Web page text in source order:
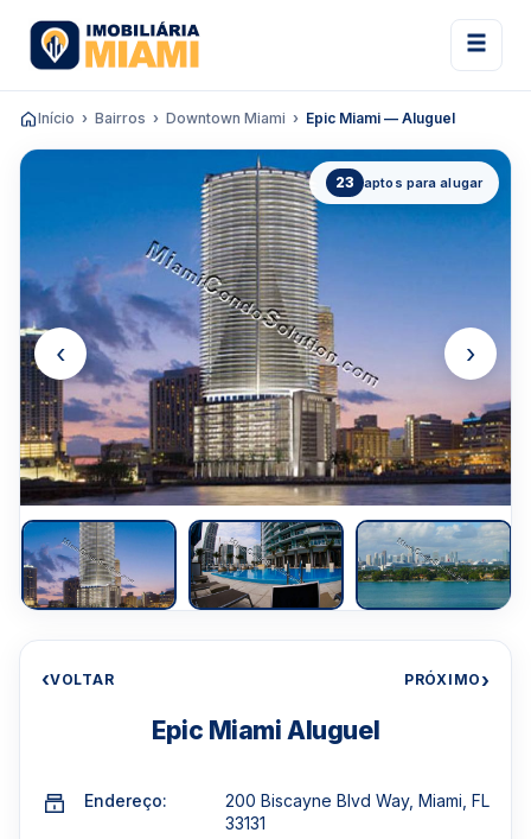
Início Bairros Downtown Miami Epic Miami — Aluguel
23 aptos para alugar
‹ ›
‹VOLTAR PRÓXIMO›
Epic Miami Aluguel
Endereço:
200 Biscayne Blvd Way, Miami, FL
33131